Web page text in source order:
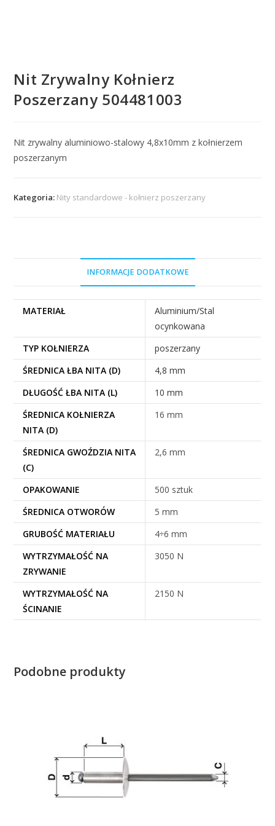
Nit Zrywalny Kołnierz
Poszerzany 504481003
Nit zrywalny aluminiowo-stalowy 4,8x10mm z kołnierzem
poszerzanym
Kategoria: Nity standardowe - kołnierz poszerzany
INFORMACJE DODATKOWE
MATERIAŁ
Aluminium/Stal
ocynkowana
TYP KOŁNIERZA
poszerzany
ŚREDNICA ŁBA NITA (D)
4,8 mm
DŁUGOŚĆ ŁBA NITA (L)
10 mm
ŚREDNICA KOŁNIERZA
NITA (D)
16 mm
ŚREDNICA GWOŹDZIA NITA
(C)
2,6 mm
OPAKOWANIE
500 sztuk
ŚREDNICA OTWORÓW
5 mm
GRUBOŚĆ MATERIAŁU
4÷6 mm
WYTRZYMAŁOŚĆ NA
ZRYWANIE
3050 N
WYTRZYMAŁOŚĆ NA
ŚCINANIE
2150 N
Podobne produkty